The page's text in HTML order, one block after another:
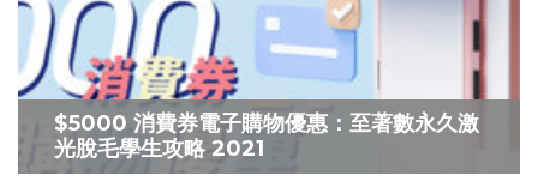
$5000 消費券電子購物優惠：至著數永久激
光脫毛學生攻略 2021